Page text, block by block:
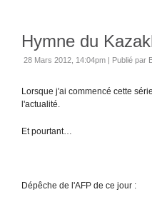
Hymne du
28 Mars 2012, 14:04pm | Publié par
Lorsque j'ai commencé cette
l'actualité.
Et pourtant…
Dépêche de l'AFP de ce jour :